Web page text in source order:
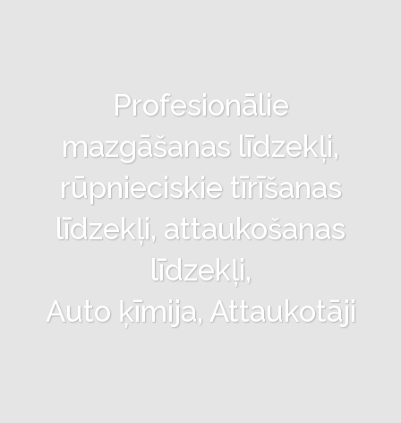
Profesionālie
mazgāšanas līdzekļi,
rūpnieciskie tīrīšanas
līdzekļi, attaukošanas
līdzekļi,
Auto ķīmija, Attaukotāji